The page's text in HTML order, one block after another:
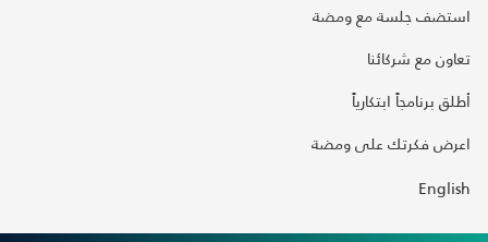
استضف جلسة مع ومضة
تعاون مع شركائنا
أطلق برنامجاً ابتكارياً
اعرض فكرتك على ومضة
English